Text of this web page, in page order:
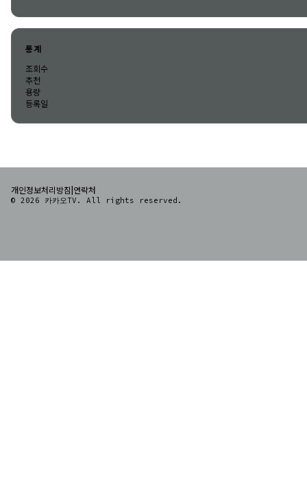
통계
조회수
추천
용량
등록일
개인정보처리방침|연락처
© 2026 카카오TV. All rights reserved.